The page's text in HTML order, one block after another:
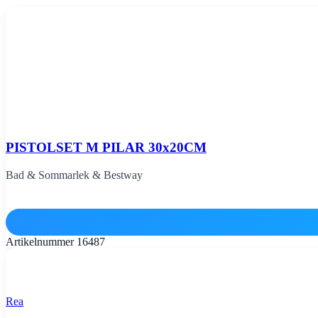
PISTOLSET M PILAR 30x20CM
Bad & Sommarlek & Bestway
Artikelnummer 16487
Rea